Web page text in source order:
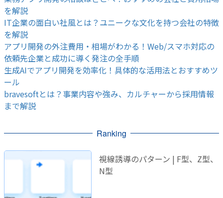
を解説
IT企業の面白い社風とは？ユニークな文化を持つ会社の特徴
を解説
アプリ開発の外注費用・相場がわかる！Web/スマホ対応の
依頼先企業と成功に導く発注の全手順
生成AIでアプリ開発を効率化！具体的な活用法とおすすめツ
ール
bravesoftとは？事業内容や強み、カルチャーから採用情報
まで解説
Ranking
視線誘導のパターン | F型、Z型、
N型